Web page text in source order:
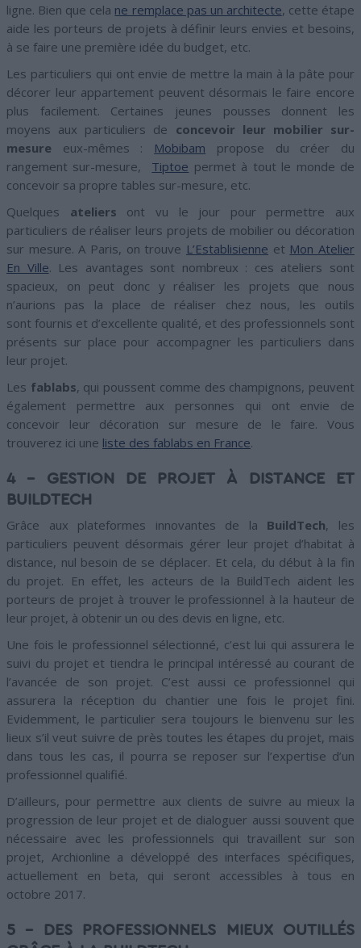
ligne. Bien que cela ne remplace pas un architecte, cette étape
aide les porteurs de projets à définir leurs envies et besoins,
à se faire une première idée du budget, etc.
Les particuliers qui ont envie de mettre la main à la pâte pour
décorer leur appartement peuvent désormais le faire encore
plus facilement. Certaines jeunes pousses donnent les
moyens aux particuliers de concevoir leur mobilier sur-
mesure eux-mêmes : Mobibam propose du créer du
rangement sur-mesure, Tiptoe permet à tout le monde de
concevoir sa propre tables sur-mesure, etc.
Quelques ateliers ont vu le jour pour permettre aux
particuliers de réaliser leurs projets de mobilier ou décoration
sur mesure. A Paris, on trouve L’Establisienne et Mon Atelier
En Ville. Les avantages sont nombreux : ces ateliers sont
spacieux, on peut donc y réaliser les projets que nous
n’aurions pas la place de réaliser chez nous, les outils
sont fournis et d’excellente qualité, et des professionnels sont
présents sur place pour accompagner les particuliers dans
leur projet.
Les fablabs, qui poussent comme des champignons, peuvent
également permettre aux personnes qui ont envie de
concevoir leur décoration sur mesure de le faire. Vous
trouverez ici une liste des fablabs en France.
4 – GESTION DE PROJET À DISTANCE ET
BUILDTECH
Grâce aux plateformes innovantes de la BuildTech, les
particuliers peuvent désormais gérer leur projet d’habitat à
distance, nul besoin de se déplacer. Et cela, du début à la fin
du projet. En effet, les acteurs de la BuildTech aident les
porteurs de projet à trouver le professionnel à la hauteur de
leur projet, à obtenir un ou des devis en ligne, etc.
Une fois le professionnel sélectionné, c’est lui qui assurera le
suivi du projet et tiendra le principal intéressé au courant de
l’avancée de son projet. C’est aussi ce professionnel qui
assurera la réception du chantier une fois le projet fini.
Evidemment, le particulier sera toujours le bienvenu sur les
lieux s’il veut suivre de près toutes les étapes du projet, mais
dans tous les cas, il pourra se reposer sur l’expertise d’un
professionnel qualifié.
D’ailleurs, pour permettre aux clients de suivre au mieux la
progression de leur projet et de dialoguer aussi souvent que
nécessaire avec les professionnels qui travaillent sur son
projet, Archionline a développé des interfaces spécifiques,
actuellement en beta, qui seront accessibles à tous en
octobre 2017.
5 – DES PROFESSIONNELS MIEUX OUTILLÉS